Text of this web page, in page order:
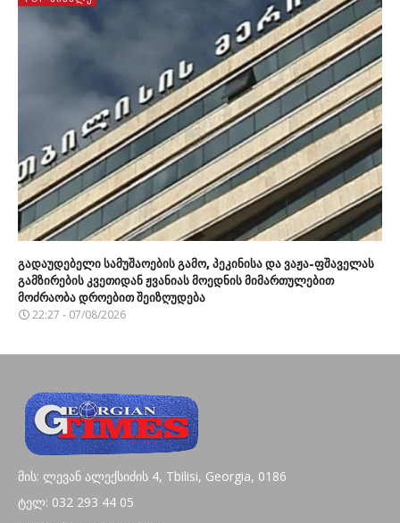
გადაუდებელი სამუშაოების გამო, პეკინისა და ვაჟა-ფშაველას
გამზირების კვეთიდან ჟვანიას მოედნის მიმართულებით
მოძრაობა დროებით შეიზღუდება
22:27 - 07/08/2026
მის: ლევან ალექსიძის 4, Tbilisi, Georgia, 0186
ტელ: 032 293 44 05